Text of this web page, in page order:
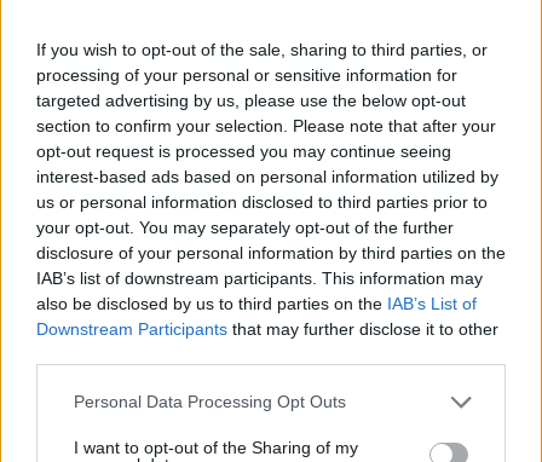
If you wish to opt-out of the sale, sharing to third parties, or
processing of your personal or sensitive information for
targeted advertising by us, please use the below opt-out
section to confirm your selection. Please note that after your
opt-out request is processed you may continue seeing
interest-based ads based on personal information utilized by
us or personal information disclosed to third parties prior to
your opt-out. You may separately opt-out of the further
disclosure of your personal information by third parties on the
IAB’s list of downstream participants. This information may
also be disclosed by us to third parties on the IAB’s List of
Downstream Participants that may further disclose it to other
Please note that this website/app uses one or more Google
not limited to your visit or usage behaviour. You may click to
Personal Data Processing Opt Outs
I want to opt-out of the Sharing of my
Πώς έγινε η τραγωδία με την νεκρή μητέρα στα
Μάλια: Βούτηξε για να βοηθήσει τη φίλη της και
πνίγηκε, τα παιδιά φώναζαν για βοήθεια
06.08.2026, 21:23